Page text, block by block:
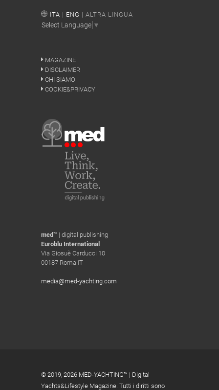
ITA | ENG | ALTRA LINGUA
Select Language ▼
MAGAZINE
DISCLAIMER
CHI SIAMO
COOKIE&PRIVACY
med™ | digital publishing
Euroblu International
Via Giosuè Carducci 10
00187 Roma IT
media@med-yachting.com
© 2019, 2026 MED-YACHTING™ | Digital
Yachts&Lifestyle Magazine. Tutti i diritti sono